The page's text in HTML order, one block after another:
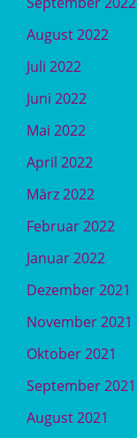
August 2022
Juli 2022
Juni 2022
Mai 2022
April 2022
März 2022
Februar 2022
Januar 2022
Dezember 2021
November 2021
Oktober 2021
September 2021
August 2021